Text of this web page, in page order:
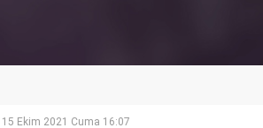
15 Ekim 2021 Cuma 16:07